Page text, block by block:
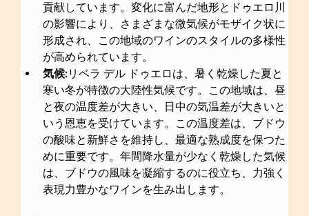
貢献しています。変化に富んだ地形とドゥエロ川
の影響により、さまざまな微気候がモザイク状に
形成され、この地域のワインのスタイルの多様性
が高められています。
気候: リベラ デル ドゥエロは、暑く乾燥した夏と
寒い冬が特徴の大陸性気候です。この地域は、昼
と夜の温度差が大きい、日中の気温差が大きいと
いう恩恵を受けています。この温度差は、ブドウ
の酸味と新鮮さを維持し、最適な熟成度を保つた
めに重要です。年間降水量が少なく乾燥した気候
は、ブドウの風味を凝縮するのに役立ち、力強く
表現力豊かなワインを生み出します。